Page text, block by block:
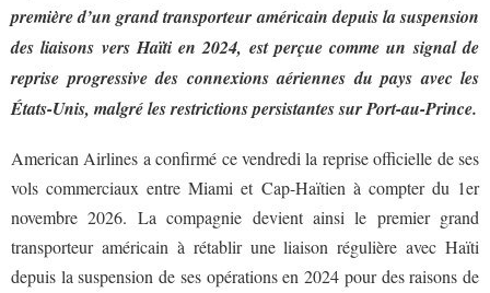
première d’un grand transporteur américain depuis la suspension
des liaisons vers Haïti en 2024, est perçue comme un signal de
reprise progressive des connexions aériennes du pays avec les
États-Unis, malgré les restrictions persistantes sur Port-au-Prince.
American Airlines a confirmé ce vendredi la reprise officielle de ses
vols commerciaux entre Miami et Cap-Haïtien à compter du 1er
novembre 2026. La compagnie devient ainsi le premier grand
transporteur américain à rétablir une liaison régulière avec Haïti
depuis la suspension de ses opérations en 2024 pour des raisons de